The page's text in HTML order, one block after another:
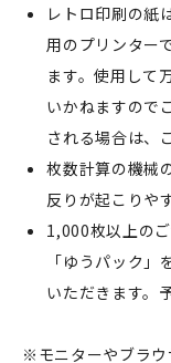
レトロ印刷の紙
用のプリンター
ます。使用して
いかねますので
される場合は、
枚数計算の機械
反りが起こりや
1,000枚以上の
「ゆうパック
いただきます。
※モニターやブラウ